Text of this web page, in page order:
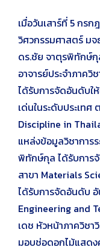
เมื่อวันเสาร์ที่ 5 กร
วิศวกรรมศาสตร์ ม
ดร.ชัย จาตุรพิทักษ์กุ
อาจารย์ประจำภาควิ
ได้รับการจัดอันดับใ
เด่นในระดับประเท
Discipline in
แหล่งข้อมูลวิชาการ
พิทักษ์กุล ได้รับการจั
สาขา Materials
ได้รับการจัดอันดับ อั
Engineering and
เดช หัวหน้าภาควิชา
มอบช่อดอกไม้แสด